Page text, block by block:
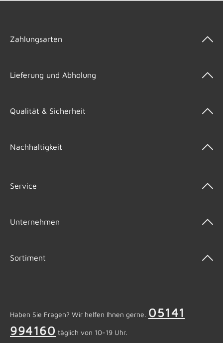
Zahlungsarten
Lieferung und Abholung
Qualität & Sicherheit
Nachhaltigkeit
Service
Unternehmen
Sortiment
Haben Sie Fragen? Wir helfen Ihnen gerne. 05141
994160 täglich von 10-19 Uhr.